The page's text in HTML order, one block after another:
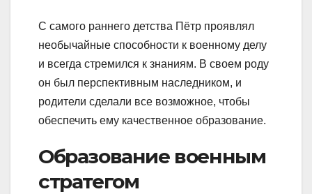
С самого раннего детства Пётр проявлял
необычайные способности к военному делу
и всегда стремился к знаниям. В своем роду
он был перспективным наследником, и
родители сделали все возможное, чтобы
обеспечить ему качественное образование.
Образование военным
стратегом